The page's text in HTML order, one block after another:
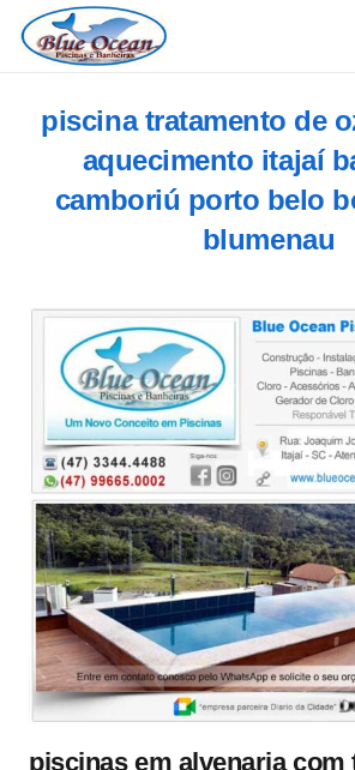
piscina tratamento de
aquecimento itajaí
camboriú porto belo
blumenau
piscinas em alvenaria com